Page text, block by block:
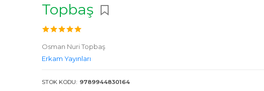
Topbaş
Osman Nuri Topbaş
Erkam Yayınları
STOK KODU: 9789944830164